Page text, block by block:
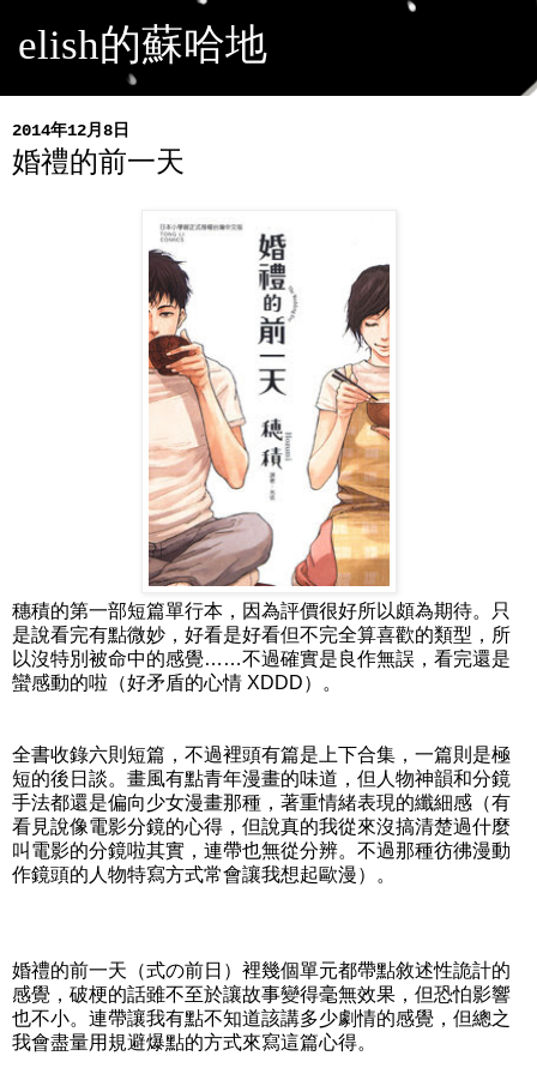
elish的蘇哈地
2014年12月8日
婚禮的前一天
穗積的第一部短篇單行本，因為評價很好所以頗為期待。只
是說看完有點微妙，好看是好看但不完全算喜歡的類型，所
以沒特別被命中的感覺……不過確實是良作無誤，看完還是
蠻感動的啦（好矛盾的心情 XDDD）。
全書收錄六則短篇，不過裡頭有篇是上下合集，一篇則是極
短的後日談。畫風有點青年漫畫的味道，但人物神韻和分鏡
手法都還是偏向少女漫畫那種，著重情緒表現的纖細感（有
看見說像電影分鏡的心得，但說真的我從來沒搞清楚過什麼
叫電影的分鏡啦其實，連帶也無從分辨。不過那種彷彿漫動
作鏡頭的人物特寫方式常會讓我想起歐漫）。
婚禮的前一天（式の前日）裡幾個單元都帶點敘述性詭計的
感覺，破梗的話雖不至於讓故事變得毫無效果，但恐怕影響
也不小。連帶讓我有點不知道該講多少劇情的感覺，但總之
我會盡量用規避爆點的方式來寫這篇心得。